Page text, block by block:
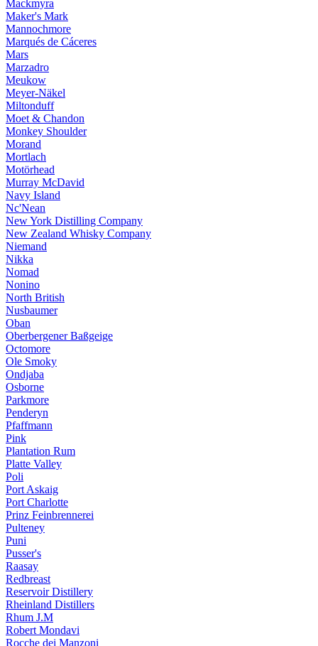
Mackmyra
Maker's Mark
Mannochmore
Marqués de Cáceres
Mars
Marzadro
Meukow
Meyer-Näkel
Miltonduff
Moet & Chandon
Monkey Shoulder
Morand
Mortlach
Motörhead
Murray McDavid
Navy Island
Nc'Nean
New York Distilling Company
New Zealand Whisky Company
Niemand
Nikka
Nomad
Nonino
North British
Nusbaumer
Oban
Oberbergener Baßgeige
Octomore
Ole Smoky
Ondjaba
Osborne
Parkmore
Penderyn
Pfaffmann
Pink
Plantation Rum
Platte Valley
Poli
Port Askaig
Port Charlotte
Prinz Feinbrennerei
Pulteney
Puni
Pusser's
Raasay
Redbreast
Reservoir Distillery
Rheinland Distillers
Rhum J.M
Robert Mondavi
Rocche dei Manzoni